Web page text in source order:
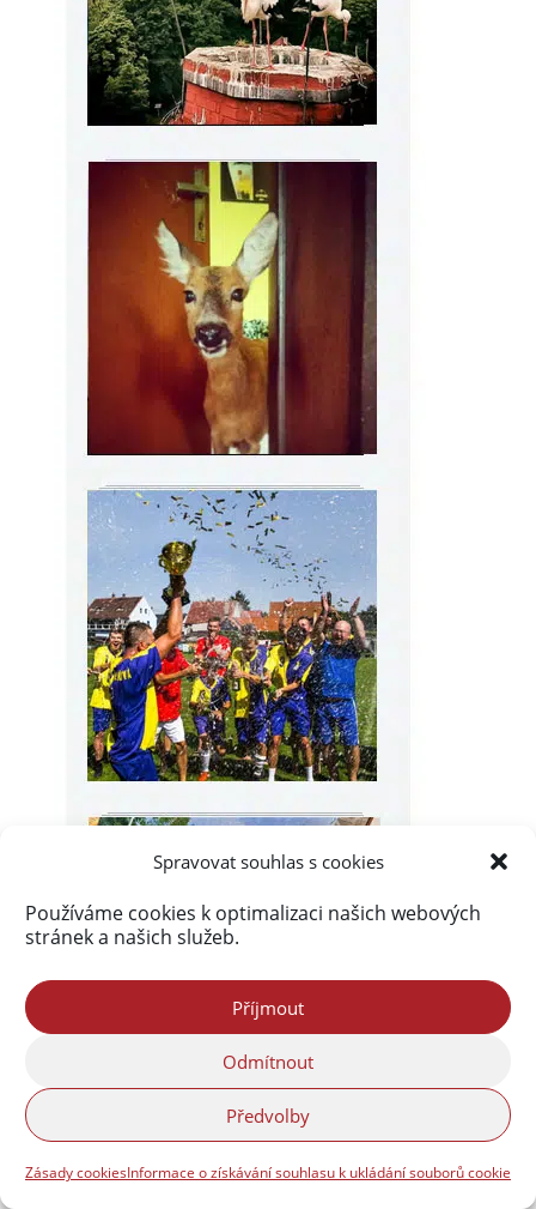
Spravovat souhlas s cookies
Používáme cookies k optimalizaci našich webových
stránek a našich služeb.
Příjmout
Odmítnout
Předvolby
Zásady cookiesInformace o získávání souhlasu k ukládání souborů cookie